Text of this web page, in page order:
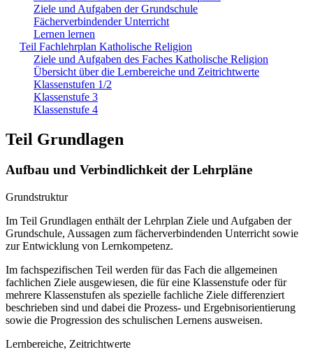
Ziele und Aufgaben der Grundschule
Fächerverbindender Unterricht
Lernen lernen
Teil Fachlehrplan Katholische Religion
Ziele und Aufgaben des Faches Katholische Religion
Übersicht über die Lernbereiche und Zeitrichtwerte
Klassenstufen 1/2
Klassenstufe 3
Klassenstufe 4
Teil Grundlagen
Aufbau und Verbindlichkeit der Lehrpläne
Grundstruktur
Im Teil Grundlagen enthält der Lehrplan Ziele und Aufgaben der
Grundschule, Aussagen zum fächerverbindenden Unterricht sowie
zur Entwicklung von Lernkompetenz.
Im fachspezifischen Teil werden für das Fach die allgemeinen
fachlichen Ziele ausgewiesen, die für eine Klassenstufe oder für
mehrere Klassenstufen als spezielle fachliche Ziele differenziert
beschrieben sind und dabei die Prozess- und Ergebnisorientierung
sowie die Progression des schulischen Lernens ausweisen.
Lernbereiche, Zeitrichtwerte